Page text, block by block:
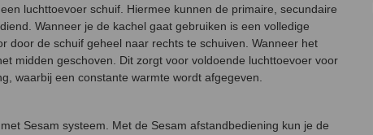
luchttoevoer schuif. Hiermee kunnen de primaire, secundaire
Wanneer je de kachel gaat gebruiken is een volledige
door de schuif geheel naar rechts te schuiven. Wanneer het
midden geschoven. Dit zorgt voor voldoende luchttoevoer voor
waarbij een constante warmte wordt afgegeven.
Sesam systeem. Met de Sesam afstandbediening kun je de